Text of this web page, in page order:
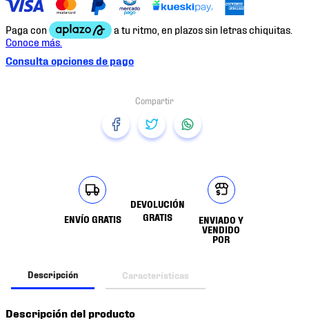
Consulta opciones de pago
ENVÍO GRATIS
DEVOLUCIÓN
GRATIS
ENVIADO Y
VENDIDO
POR
Descripción Características
Descripción del producto